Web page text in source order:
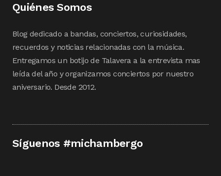
Quiénes Somos
Blog dedicado a bandas, conciertos, curiosidades,
recuerdos y noticias relacionadas con la música.
Entregamos un botijo de Talavera a la entrevista mas
leída del año y organizamos conciertos por nuestro
aniversario. Desde 2012.
Síguenos #michambergo